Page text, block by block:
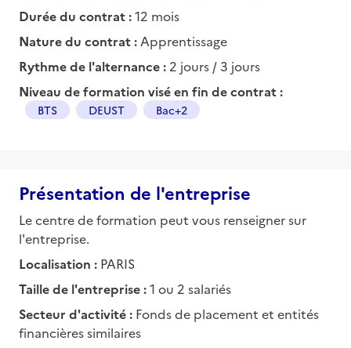
Durée du contrat :12 mois
Nature du contrat : Apprentissage
Rythme de l'alternance : 2 jours / 3 jours
Niveau de formation visé en fin de contrat :
BTS DEUST Bac+2
Présentation de l'entreprise
Le centre de formation peut vous renseigner sur
l'entreprise.
Localisation : PARIS
Taille de l'entreprise :1 ou 2 salariés
Secteur d'activité : Fonds de placement et entités
financières similaires